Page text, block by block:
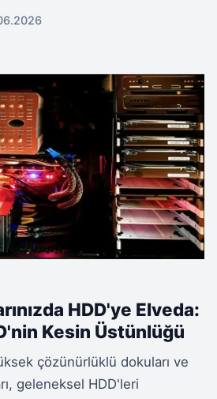
modern oyunların yüksek
HDD'ye Elveda:
Kesin Üstünlüğü
çözünürlüklü dokuları ve
geleneksel HDD'leri